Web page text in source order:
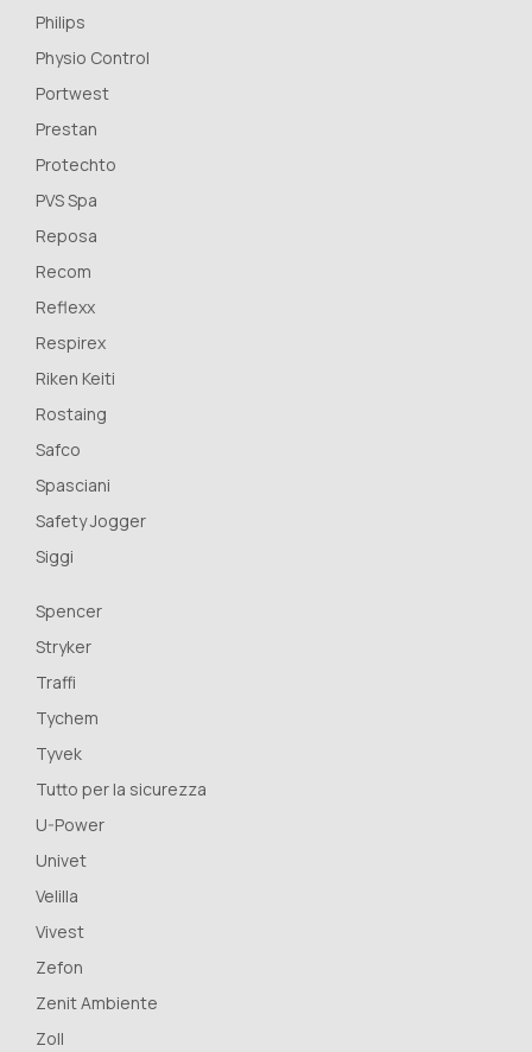
Philips
Physio Control
Portwest
Prestan
Protechto
PVS Spa
Reposa
Recom
Reflexx
Respirex
Riken Keiti
Rostaing
Safco
Spasciani
Safety Jogger
Siggi
Spencer
Stryker
Traffi
Tychem
Tyvek
Tutto per la sicurezza
U-Power
Univet
Velilla
Vivest
Zefon
Zenit Ambiente
Zoll